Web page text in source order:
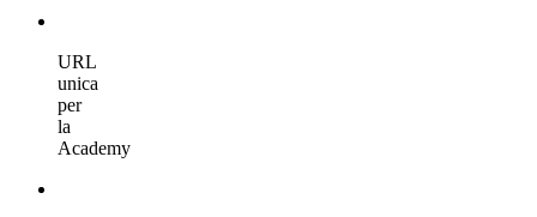
URL
unica
per
la
Academy